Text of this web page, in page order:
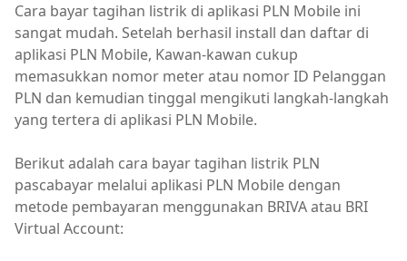
Cara bayar tagihan listrik di aplikasi PLN Mobile ini
sangat mudah. Setelah berhasil install dan daftar di
aplikasi PLN Mobile, Kawan-kawan cukup
memasukkan nomor meter atau nomor ID Pelanggan
PLN dan kemudian tinggal mengikuti langkah-langkah
yang tertera di aplikasi PLN Mobile.
Berikut adalah cara bayar tagihan listrik PLN
pascabayar melalui aplikasi PLN Mobile dengan
metode pembayaran menggunakan BRIVA atau BRI
Virtual Account: